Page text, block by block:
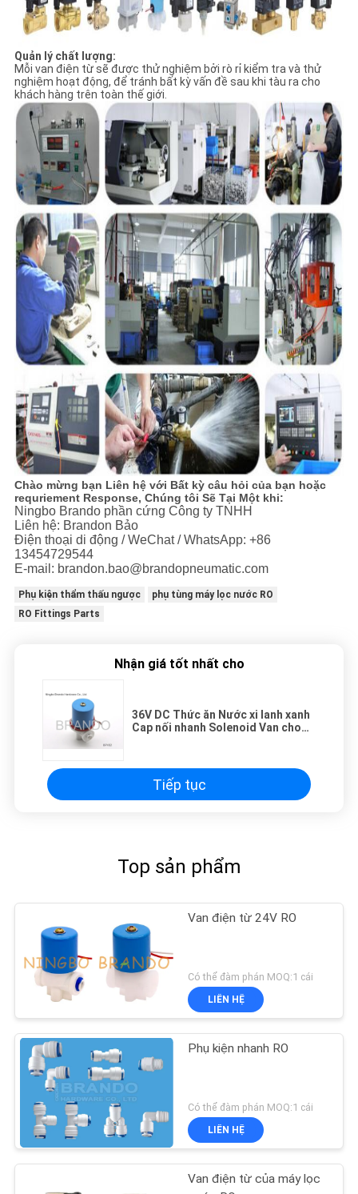
Quản lý chất lượng:
Mỗi van điện từ sẽ được thử nghiệm bởi rò rỉ kiểm tra và thử
nghiệm hoạt động, để tránh bất kỳ vấn đề sau khi tàu ra cho
khách hàng trên toàn thế giới.
Chào mừng bạn Liên hệ với Bất kỳ câu hỏi của bạn hoặc
requriement Response, Chúng tôi Sẽ Tại Một khi:
Ningbo Brando phần cứng Công ty TNHH
Liên hệ: Brandon Bảo
Điện thoại di động / WeChat / WhatsApp: +86
13454729544
E-mail: brandon.bao@brandopneumatic.com
Phụ kiện thẩm thấu ngược
phụ tùng máy lọc nước RO
RO Fittings Parts
Nhận giá tốt nhất cho
36V DC Thức ăn Nước xi lanh xanh
Cap nối nhanh Solenoid Van cho
Tiếp tục
Top sản phẩm
Van điện từ 24V RO
Có thể đàm phán MOQ:1 cái
LIÊN HỆ
Phụ kiện nhanh RO
Có thể đàm phán MOQ:1 cái
LIÊN HỆ
Van điện từ của máy lọc